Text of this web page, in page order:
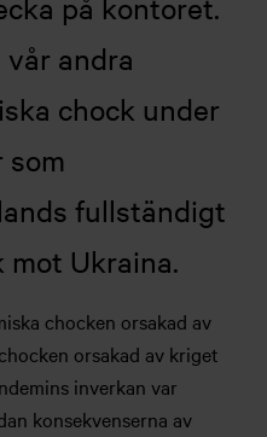
på kontoret.
andra
chock under
som
fullständigt
Ukraina.
chocken orsakad av
orsakad av kriget
inverkan var
konsekvenserna av